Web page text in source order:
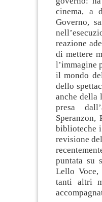
cinema, a
Governo,
reazione
di mettere
l’immagine
il mondo
dello
anche della
presa
biblioteche
revisione
puntata su
Lello
tanti altri